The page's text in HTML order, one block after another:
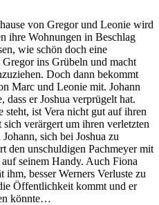
von Gregor und Leonie wird
ihre Wohnungen in Beschlag
wie schön doch eine
ins Grübeln und macht
Doch dann bekommt
Marc und Leonie mit. Johann
er Joshua verprügelt hat.
steht, ist Vera nicht gut auf ihren
verärgert um ihren verletzten
sich bei Joshua zu
den unschuldigen Pachmeyer mit
seinem Handy. Auch Fiona
besser Werners Verluste zu
Öffentlichkeit kommt und er
könnte…